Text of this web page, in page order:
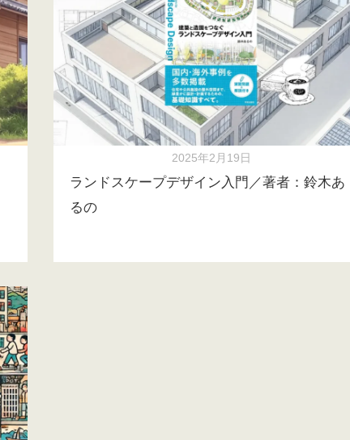
2025年2月19日
ランドスケープデザイン入門／著者：鈴木あ
るの